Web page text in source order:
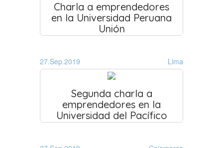
Charla a emprendedores
en la Universidad Peruana
Unión
27.Sep.2019 Lima
Segunda charla a
emprendedores en la
Universidad del Pacífico